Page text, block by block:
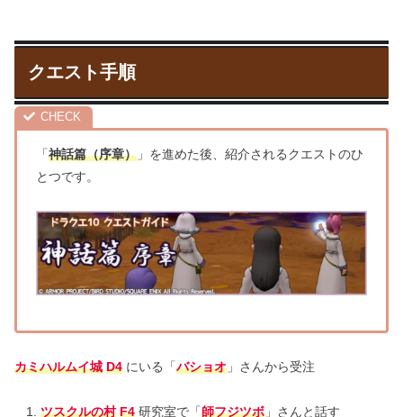
クエスト手順
「神話篇（序章） 」を進めた後、紹介されるクエストのひ
とつです。
カミハルムイ城 D4 にいる「バショオ 」さんから受注
ツスクルの村 F4研究室で「師フジツボ」さんと話す